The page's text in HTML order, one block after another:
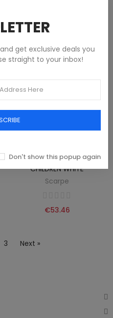
GAS SPORTS SHOE FOR
CHILDREN WHITE
Scarpe
€53.46
3 Next »
get exclusive deals you
straight to your inbox!
Don't show this popup again